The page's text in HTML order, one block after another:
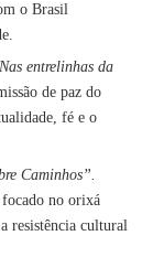
o Brasil
entrelinhas da
de paz do
fé e o
Caminhos”.
no orixá
resistência cultural